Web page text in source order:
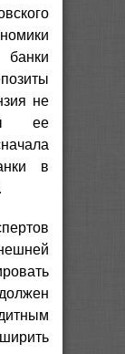
не
ее
в